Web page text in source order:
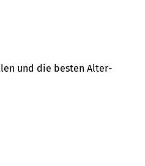
und die besten Alter­